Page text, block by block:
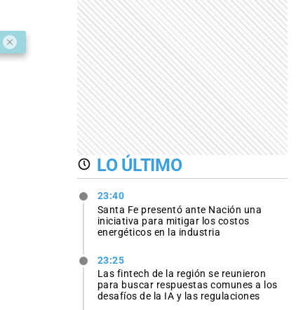
LO ÚLTIMO
23:40
Santa Fe presentó ante Nación una
iniciativa para mitigar los costos
energéticos en la industria
23:25
Las fintech de la región se reunieron
para buscar respuestas comunes a los
desafíos de la IA y las regulaciones